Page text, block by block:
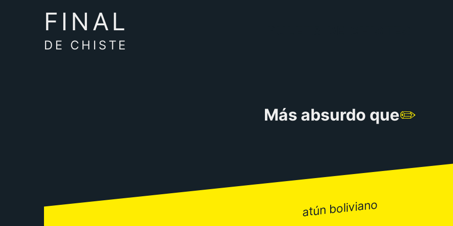
FINAL
DE CHISTE
Más absurdo que✏️
atún boliviano